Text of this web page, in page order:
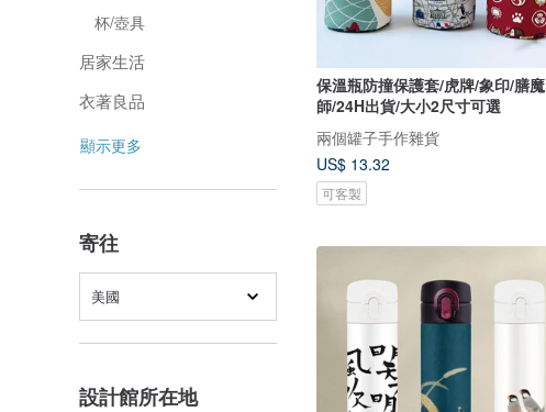
杯/壺具
居家生活
衣著良品
顯示更多
寄往
美國
設計館所在地
保溫瓶防撞保護套/虎牌/象印/膳魔
師/24H出貨/大小2尺寸可選
兩個罐子手作雜貨
US$ 13.32
可客製